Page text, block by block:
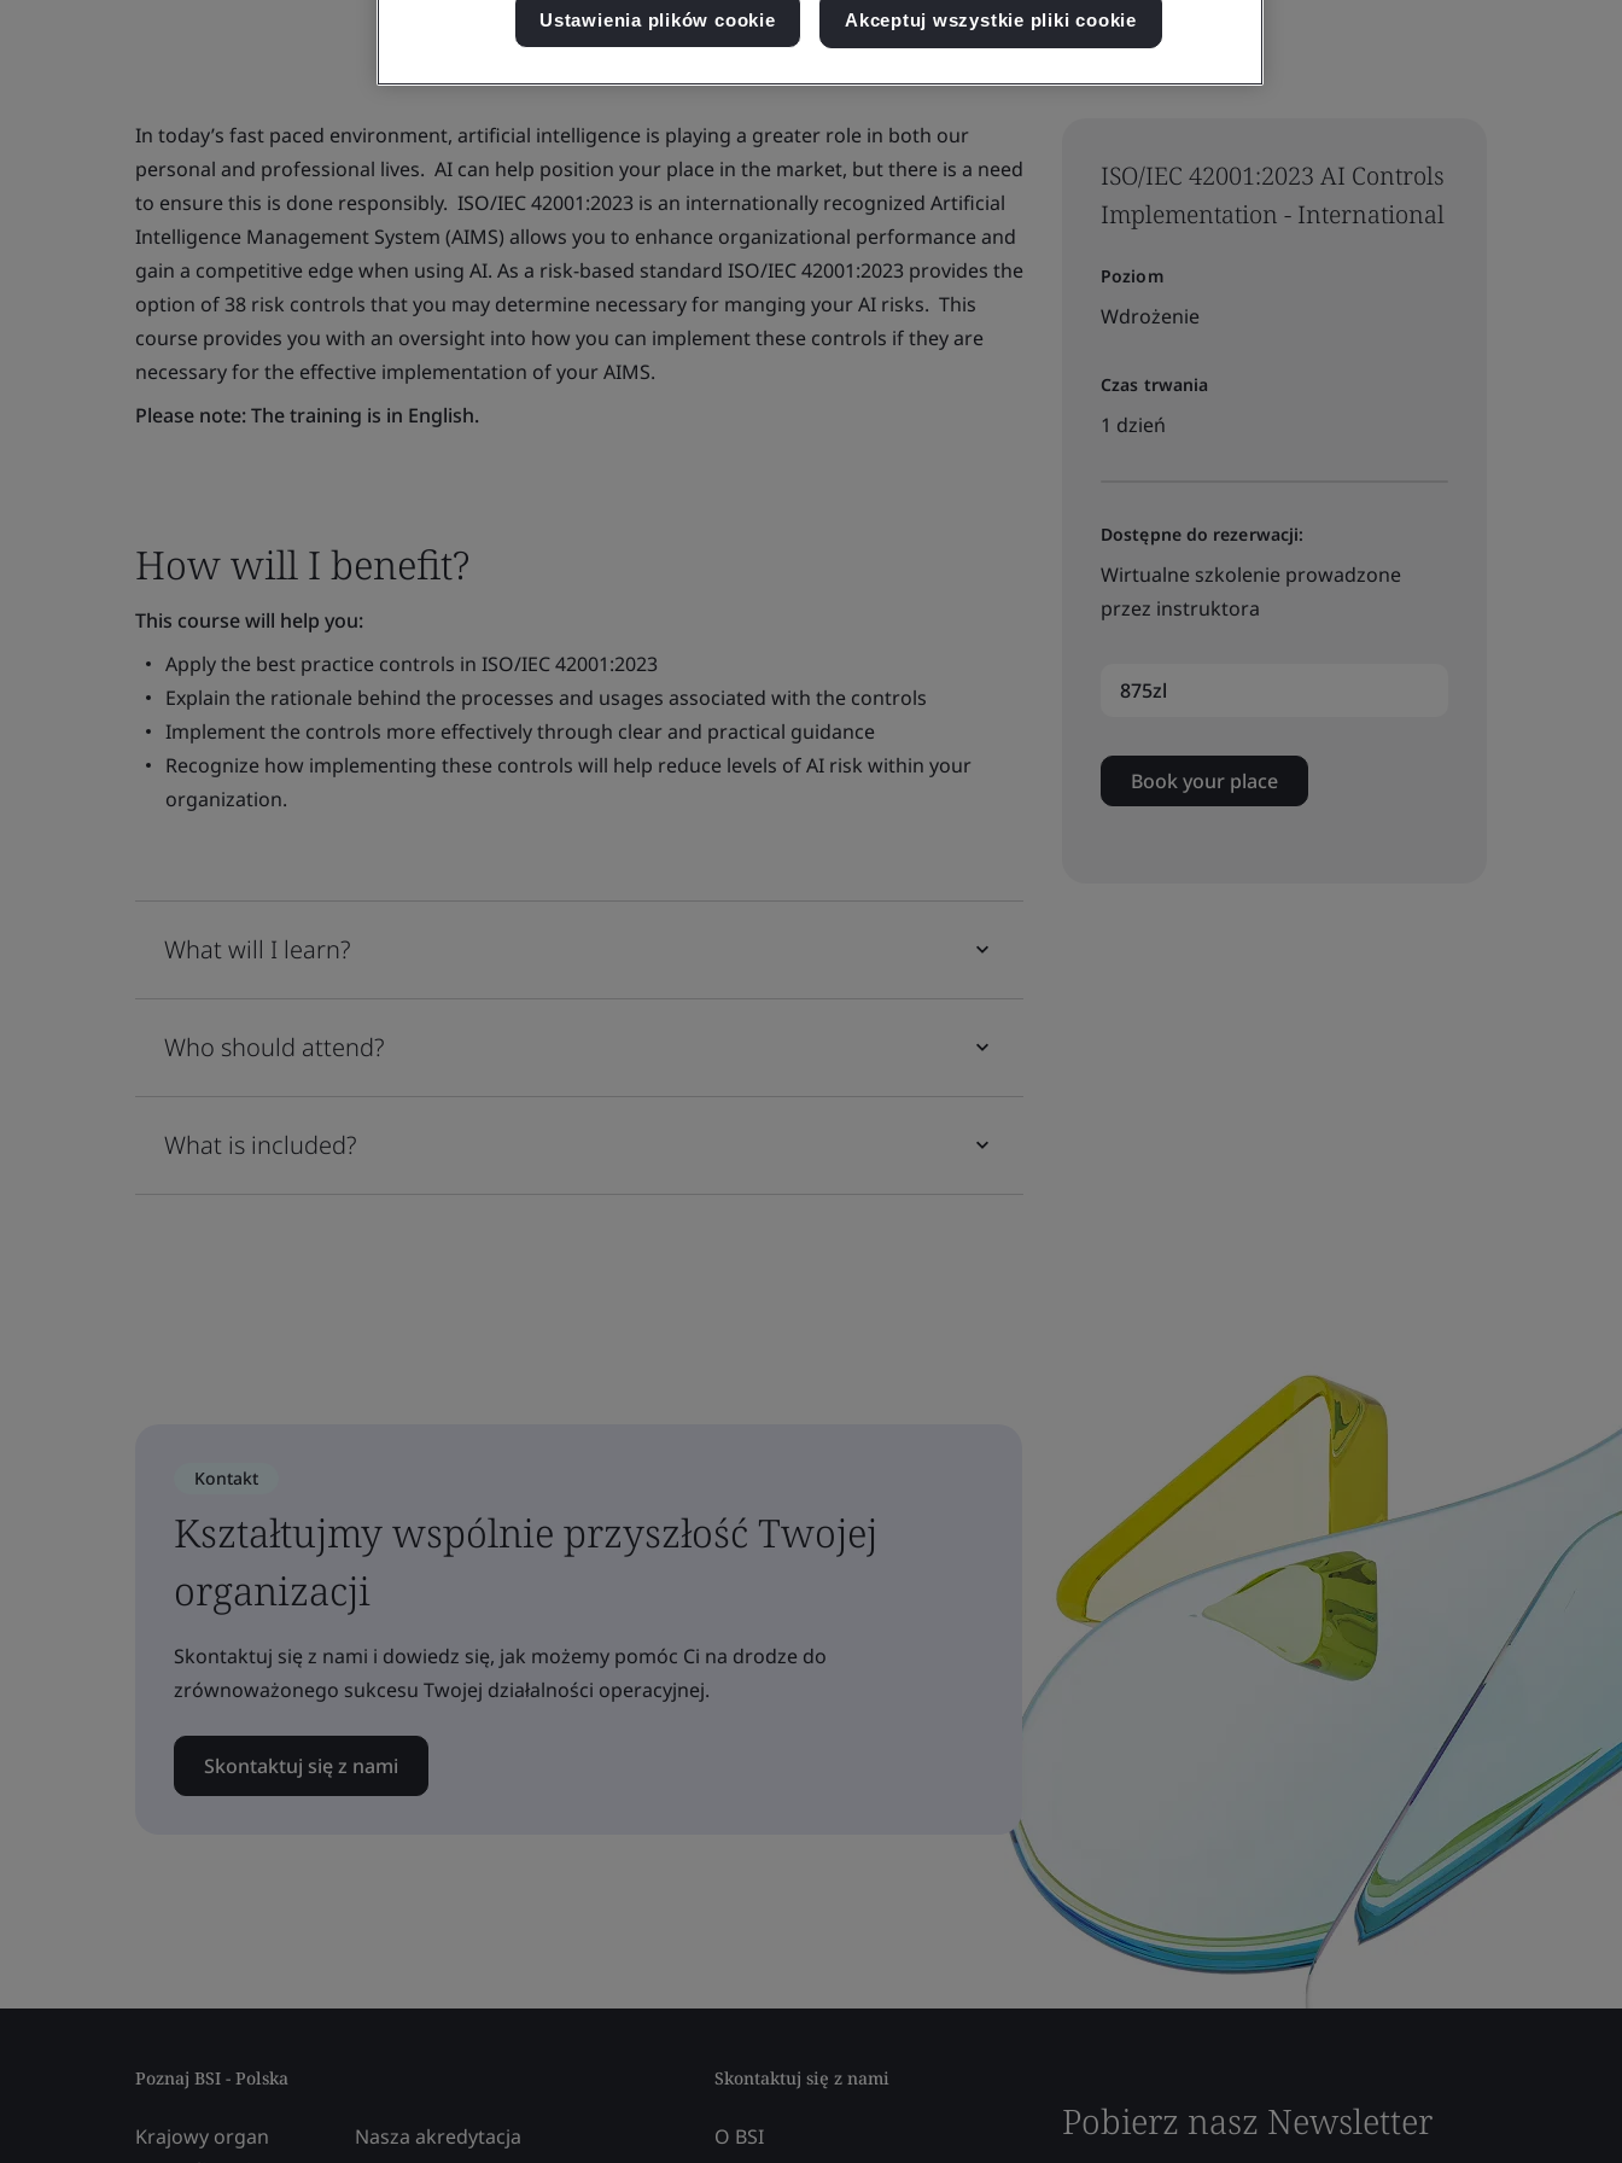
ISO/IEC 42001:2023 AI Controls
Implementation - International
Poziom
Wdrożenie
Czas trwania
1 dzień
Dostępne do rezerwacji:
Wirtualne szkolenie prowadzone
przez instruktora
875zl
Book your place
In today’s fast paced environment, artificial intelligence is playing a greater role in both our
personal and professional lives. AI can help position your place in the market, but there is a need
to ensure this is done responsibly. ISO/IEC 42001:2023 is an internationally recognized Artificial
Intelligence Management System (AIMS) allows you to enhance organizational performance and
gain a competitive edge when using AI. As a risk-based standard ISO/IEC 42001:2023 provides the
option of 38 risk controls that you may determine necessary for manging your AI risks. This
course provides you with an oversight into how you can implement these controls if they are
necessary for the effective implementation of your AIMS.
Please note: The training is in English.
How will I benefit?
This course will help you:
Apply the best practice controls in ISO/IEC 42001:2023
Explain the rationale behind the processes and usages associated with the controls
Implement the controls more effectively through clear and practical guidance
Recognize how implementing these controls will help reduce levels of AI risk within your
organization.
What will I learn?
Who should attend?
What is included?
Kontakt
Kształtujmy wspólnie przyszłość Twojej
organizacji
Skontaktuj się z nami i dowiedz się, jak możemy pomóc Ci na drodze do
zrównoważonego sukcesu Twojej działalności operacyjnej.
Skontaktuj się z nami
Poznaj BSI - Polska
Krajowy organ
Nasza akredytacja
Skontaktuj się z nami
O BSI Pobierz nasz Newsletter
Ustawienia plików cookie Akceptuj wszystkie pliki cookie